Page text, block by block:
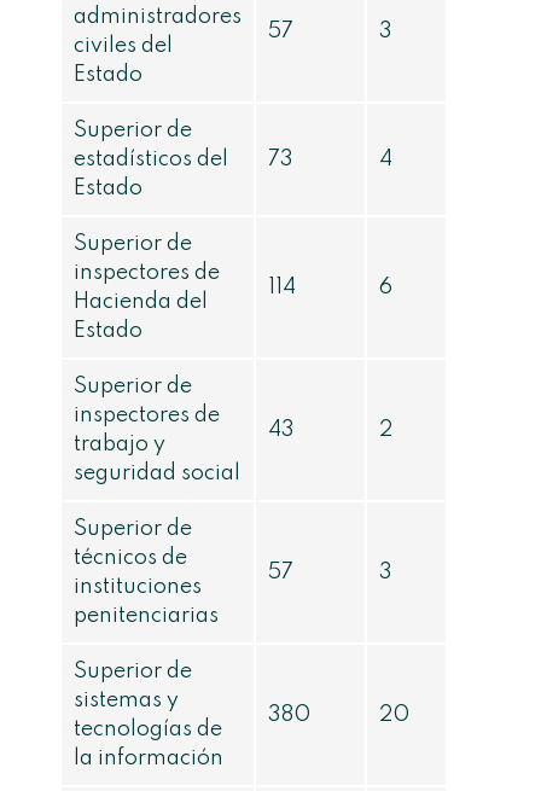
administradores
civiles del
Estado
57 3
Superior de
estadísticos del
Estado
73 4
Superior de
inspectores de
Hacienda del
Estado
114 6
Superior de
inspectores de
trabajo y
seguridad social
43 2
Superior de
técnicos de
instituciones
penitenciarias
57 3
Superior de
sistemas y
tecnologías de
la información
380 20